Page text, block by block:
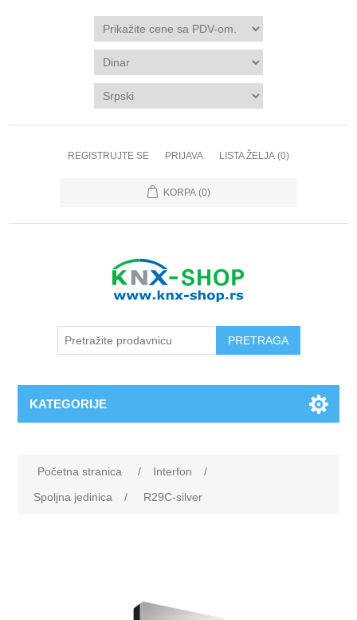
REGISTRUJTE SE PRIJAVA LISTA ŽELJA (0)
KORPA (0)
KATEGORIJE
Početna stranica / Interfon
/
Spoljna jedinica
/ R29C-silver